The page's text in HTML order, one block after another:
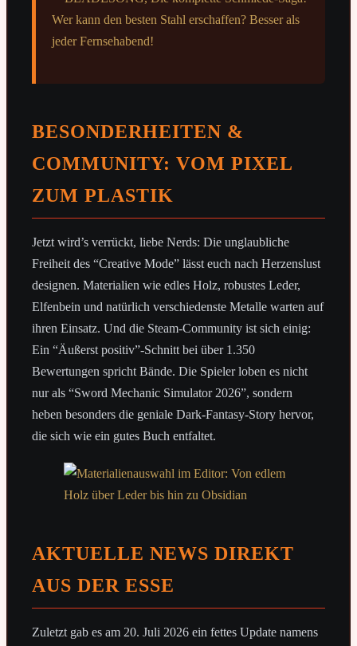
BESONDERHEITEN &
COMMUNITY: VOM PIXEL
ZUM PLASTIK
Jetzt wird’s verrückt, liebe Nerds: Die unglaubliche
Freiheit des “Creative Mode” lässt euch nach Herzenslust
designen. Materialien wie edles Holz, robustes Leder,
Elfenbein und natürlich verschiedenste Metalle warten auf
ihren Einsatz. Und die Steam-Community ist sich einig:
Ein “Äußerst positiv”-Schnitt bei über 1.350
Bewertungen spricht Bände. Die Spieler loben es nicht
nur als “Sword Mechanic Simulator 2026”, sondern
heben besonders die geniale Dark-Fantasy-Story hervor,
die sich wie ein gutes Buch entfaltet.
AKTUELLE NEWS DIREKT
AUS DER ESSE
Zuletzt gab es am 20. Juli 2026 ein fettes Update namens